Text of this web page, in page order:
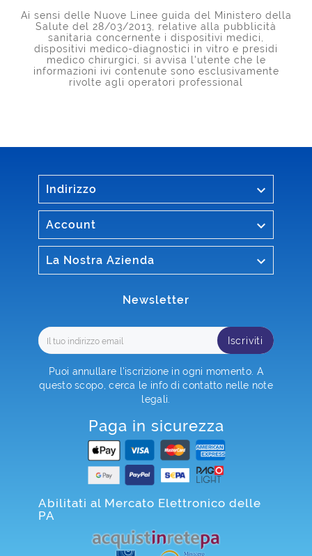
Ai sensi delle Nuove Linee guida del Ministero della
Salute del 28/03/2013, relative alla pubblicità
sanitaria concernente i dispositivi medici,
dispositivi medico-diagnostici in vitro e presidi
medico chirurgici, si avvisa l'utente che le
informazioni ivi contenute sono esclusivamente
rivolte agli operatori professional
Indirizzo 
Account 
La Nostra Azienda 
Newsletter
Iscriviti
Puoi annullare l'iscrizione in ogni momento. A
questo scopo, cerca le info di contatto nelle note
legali.
Paga in sicurezza
Abilitati al Mercato Elettronico delle
PA